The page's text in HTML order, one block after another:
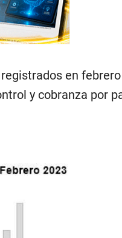
en
y cobranza por